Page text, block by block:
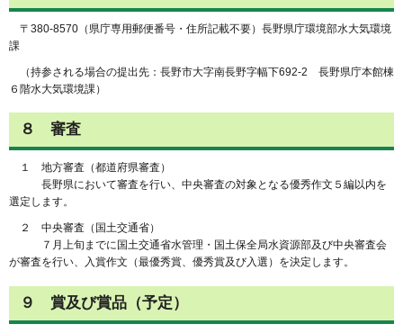
〒380-8570（県庁専用郵便番号・住所記載不要）長野県庁環境部水大気環境
課
（持参される場合の提出先：長野市大字南長野字幅下692-2 長野県庁本館棟
６階水大気環境課）
８ 審査
１ 地方審査（都道府県審査）
長野県において審査を行い、中央審査の対象となる優秀作文５編以内を
選定します。
２ 中央審査（国土交通省）
７月上旬までに国土交通省水管理・国土保全局水資源部及び中央審査会
が審査を行い、入賞作文（最優秀賞、優秀賞及び入選）を決定します。
９ 賞及び賞品（予定）